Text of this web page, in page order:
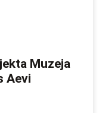
Muzeja
Aevi